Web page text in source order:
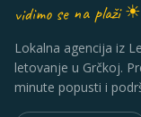
vidimo se na plaži ☀
Lokalna agencija iz
letovanje u Grčkoj.
minute popusti i